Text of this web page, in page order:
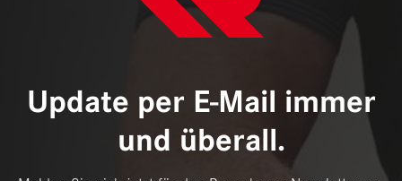
Update per E-Mail immer
und überall.